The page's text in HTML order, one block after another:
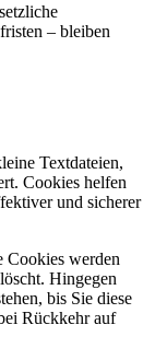
– bleiben
Textdateien,
Cookies helfen
und sicherer
Cookies werden
Hingegen
bis Sie diese
Rückkehr auf